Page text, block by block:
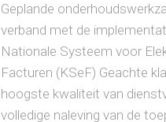
Geplande
verband met de
Nationale Systeem voor
Facturen (KSeF) Geachte
hoogste kwaliteit van
volledige naleving van de